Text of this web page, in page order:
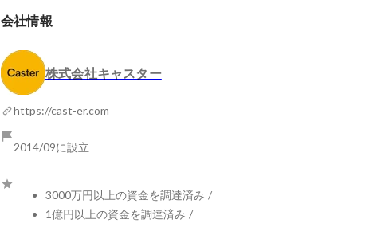
会社情報
株式会社キャスター
https://cast-er.com
2014/09に設立
3000万円以上の資金を調達済み /
1億円以上の資金を調達済み /